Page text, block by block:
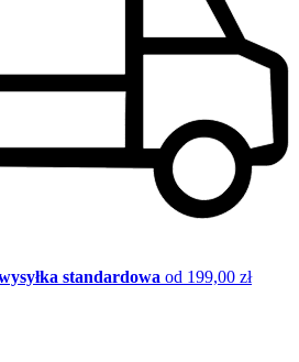
standardowa od 199,00 zł